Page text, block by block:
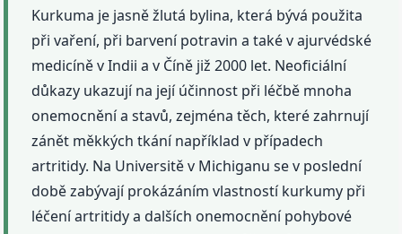
Kurkuma je jasně žlutá bylina, která bývá použita
při vaření, při barvení potravin a také v ajurvédské
medicíně v Indii a v Číně již 2000 let. Neoficiální
důkazy ukazují na její účinnost při léčbě mnoha
onemocnění a stavů, zejména těch, které zahrnují
zánět měkkých tkání například v případech
artritidy. Na Universitě v Michiganu se v poslední
době zabývají prokázáním vlastností kurkumy při
léčení artritidy a dalších onemocnění pohybové